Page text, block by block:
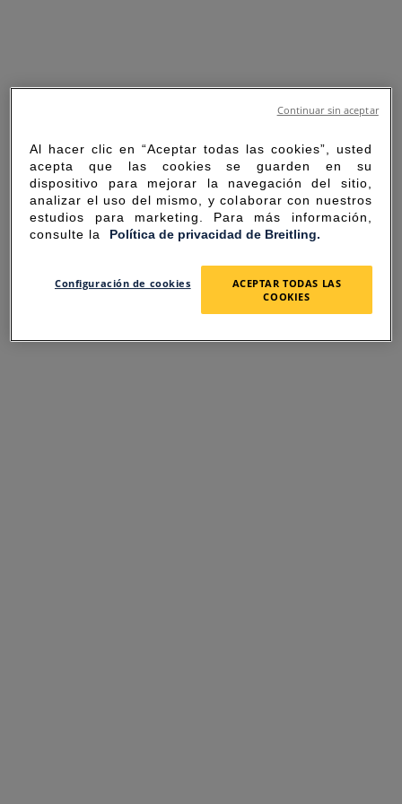
SORRY FOR THE
INCONVENIENCE
Al hacer clic en “Aceptar todas las cookies”, usted
acepta que las cookies se guarden en su
dispositivo para mejorar la navegación del sitio,
analizar el uso del mismo, y colaborar con nuestros
estudios para marketing. Para más información,
consulte la Política de privacidad de Breitling.
Configuración de cookies
ACEPTAR TODAS LAS
COOKIES
Continuar sin aceptar